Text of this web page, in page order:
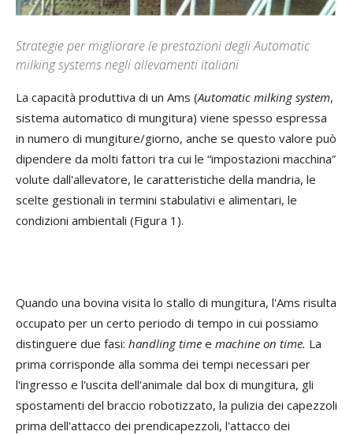
Strategie per migliorare le prestazioni degli Automatic
milking systems negli allevamenti italiani
La capacità produttiva di un Ams (Automatic milking system,
sistema automatico di mungitura) viene spesso espressa
in numero di mungiture/giorno, anche se questo valore può
dipendere da molti fattori tra cui le “impostazioni macchina”
volute dall'allevatore, le caratteristiche della mandria, le
scelte gestionali in termini stabulativi e alimentari, le
condizioni ambientali (Figura 1).
Quando una bovina visita lo stallo di mungitura, l'Ams risulta
occupato per un certo periodo di tempo in cui possiamo
distinguere due fasi: handling time e machine on time. La
prima corrisponde alla somma dei tempi necessari per
l'ingresso e l'uscita dell'animale dal box di mungitura, gli
spostamenti del braccio robotizzato, la pulizia dei capezzoli
prima dell'attacco dei prendicapezzoli, l'attacco dei